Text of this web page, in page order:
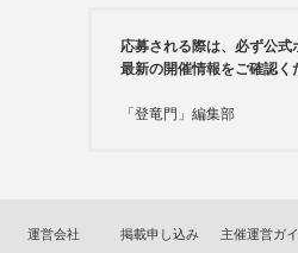
応募される際は、必ず公式
最新の開催情報をご確認く
「登竜門」編集部
運営会社 掲載申し込み 主催運営ガ